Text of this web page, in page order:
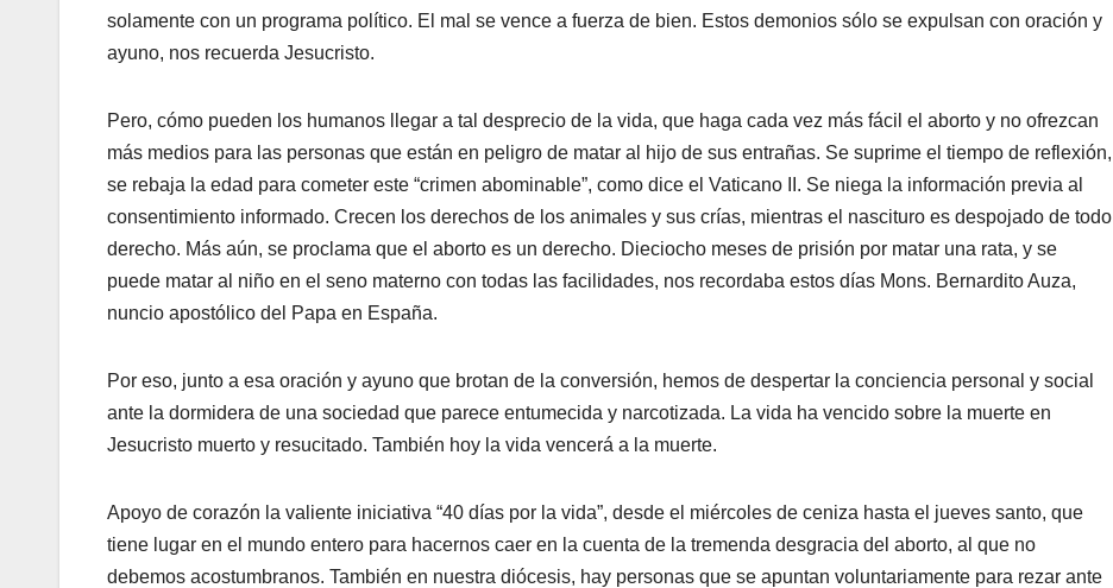
solamente con un programa político. El mal se vence a fuerza de bien. Estos demonios sólo se expulsan con oración y
ayuno, nos recuerda Jesucristo.
Pero, cómo pueden los humanos llegar a tal desprecio de la vida, que haga cada vez más fácil el aborto y no ofrezcan
más medios para las personas que están en peligro de matar al hijo de sus entrañas. Se suprime el tiempo de reflexión,
se rebaja la edad para cometer este “crimen abominable”, como dice el Vaticano II. Se niega la información previa al
consentimiento informado. Crecen los derechos de los animales y sus crías, mientras el nascituro es despojado de todo
derecho. Más aún, se proclama que el aborto es un derecho. Dieciocho meses de prisión por matar una rata, y se
puede matar al niño en el seno materno con todas las facilidades, nos recordaba estos días Mons. Bernardito Auza,
nuncio apostólico del Papa en España.
Por eso, junto a esa oración y ayuno que brotan de la conversión, hemos de despertar la conciencia personal y social
ante la dormidera de una sociedad que parece entumecida y narcotizada. La vida ha vencido sobre la muerte en
Jesucristo muerto y resucitado. También hoy la vida vencerá a la muerte.
Apoyo de corazón la valiente iniciativa “40 días por la vida”, desde el miércoles de ceniza hasta el jueves santo, que
tiene lugar en el mundo entero para hacernos caer en la cuenta de la tremenda desgracia del aborto, al que no
debemos acostumbranos. También en nuestra diócesis, hay personas que se apuntan voluntariamente para rezar ante